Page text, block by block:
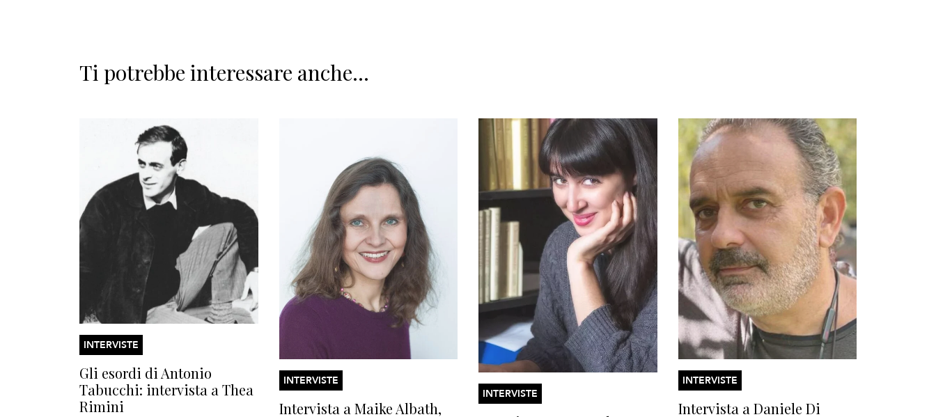
Ti potrebbe interessare anche...
INTERVISTE
Gli esordi di Antonio
Tabucchi: intervista a Thea
Rimini
INTERVISTE
Intervista a Maike Albath,
INTERVISTE
INTERVISTE
Intervista a Daniele Di